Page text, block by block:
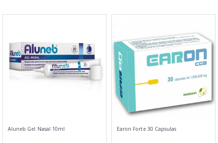
Aluneb Gel Nasal 10ml Earon Forte 30 Capsulas